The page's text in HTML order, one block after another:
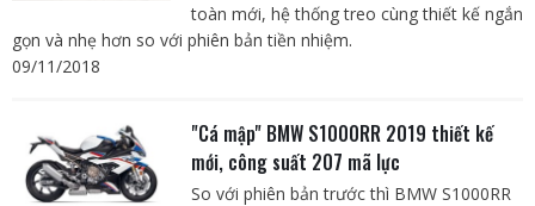
toàn mới, hệ thống treo cùng thiết kế ngắn
gọn và nhẹ hơn so với phiên bản tiền nhiệm.
09/11/2018
"Cá mập" BMW S1000RR 2019 thiết kế
mới, công suất 207 mã lực
So với phiên bản trước thì BMW S1000RR